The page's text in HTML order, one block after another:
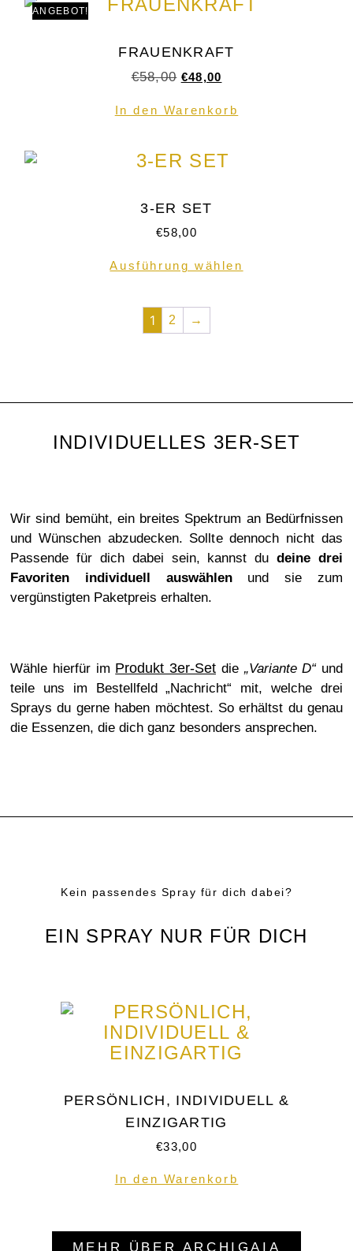
ANGEBOT!
FRAUENKRAFT
€58,00 €48,00
In den Warenkorb
3-ER SET
€58,00
Ausführung wählen
1 2 →
INDIVIDUELLES 3ER-SET
Wir sind bemüht, ein breites Spektrum an Bedürfnissen
und Wünschen abzudecken. Sollte dennoch nicht das
Passende für dich dabei sein, kannst dudeine drei
Favoriten individuell auswählenund sie zum
vergünstigten Paketpreis erhalten.
Wähle hierfür im Produkt 3er-Set die „Variante D“und
teile uns im Bestellfeld „Nachricht“ mit, welche drei
Sprays du gerne haben möchtest. So erhältst du genau
die Essenzen, die dich ganz besonders ansprechen.
Kein passendes Spray für dich dabei?
EIN SPRAY NUR FÜR DICH
PERSÖNLICH, INDIVIDUELL &
EINZIGARTIG
€33,00
In den Warenkorb
MEHR ÜBER ARCHIGAIA